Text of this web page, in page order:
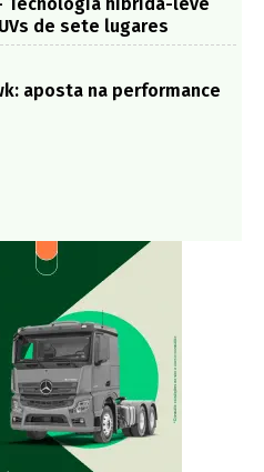
de sete lugares
aposta na performance